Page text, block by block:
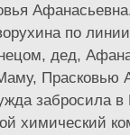
по
дед,
Прасковью
забросила в
химический